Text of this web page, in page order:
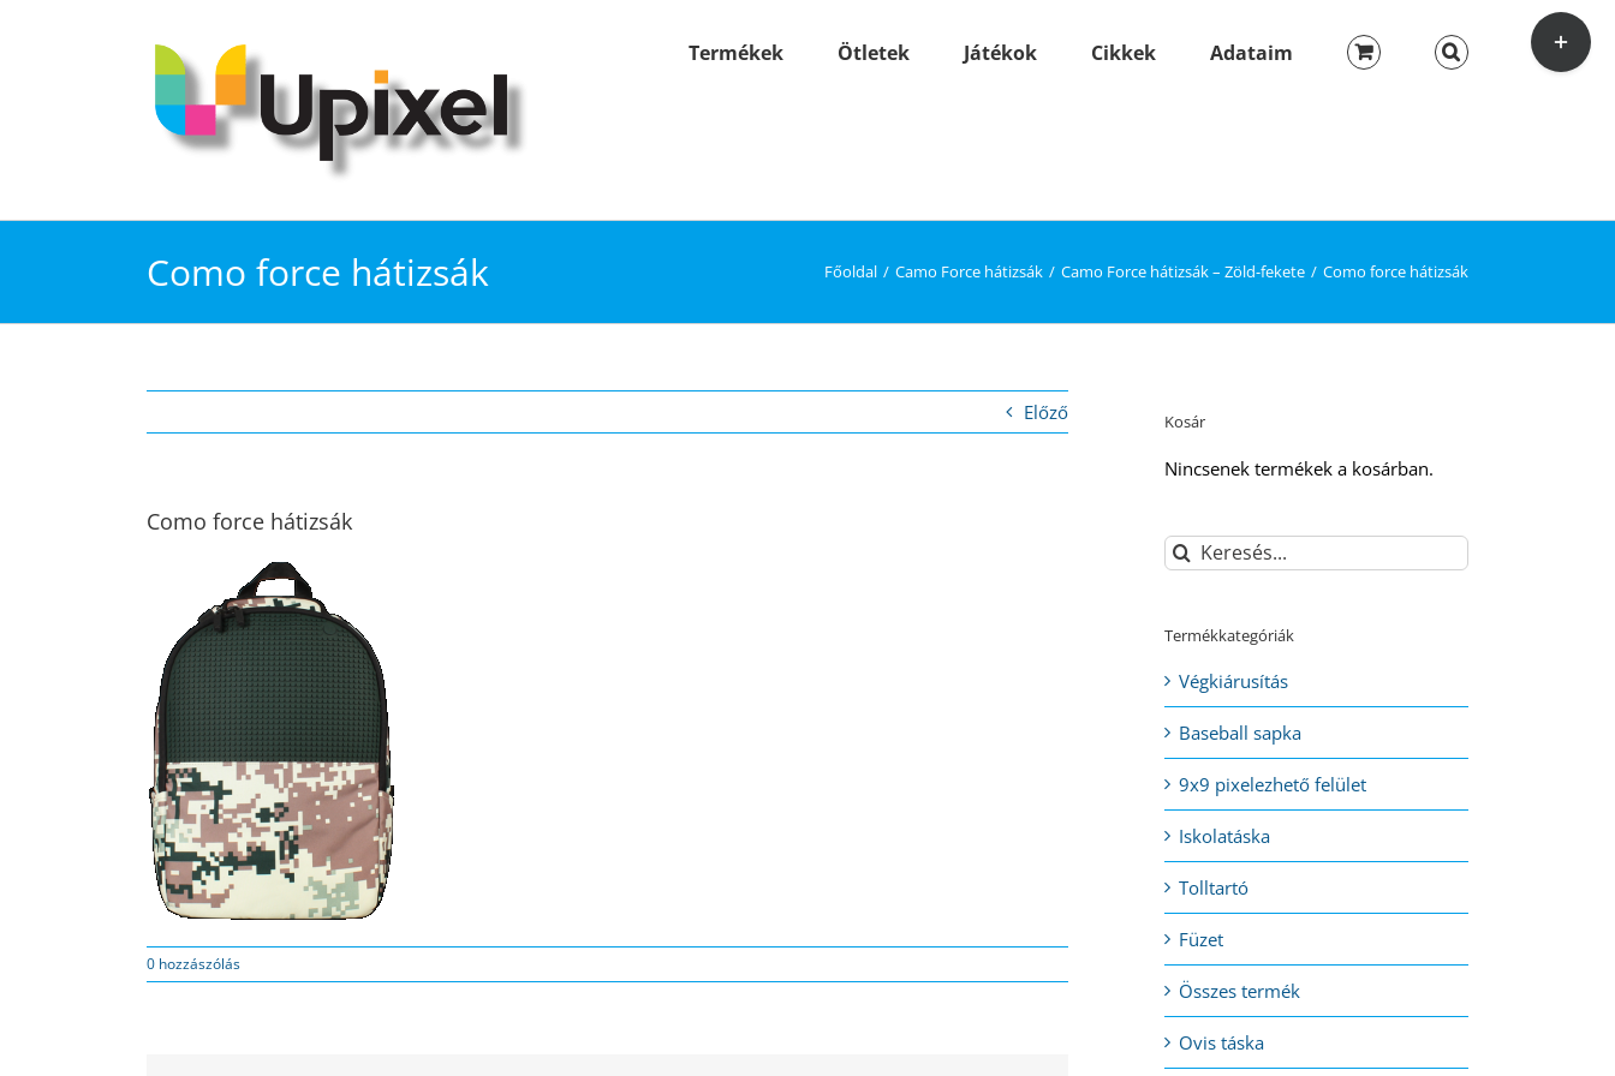
Termékek Ötletek Játékok Cikkek Adataim
Como force hátizsák Főoldal Camo Force hátizsák Camo Force hátizsák – Zöld-fekete Como force hátizsák
Előző
Como force hátizsák
0 hozzászólás
Kosár
Nincsenek termékek a kosárban.
Keresés...
Termékkategóriák
Végkiárusítás
Baseball sapka
9x9 pixelezhető felület
Iskolatáska
Tolltartó
Füzet
Összes termék
Ovis táska
Toggle
Sliding
Bar